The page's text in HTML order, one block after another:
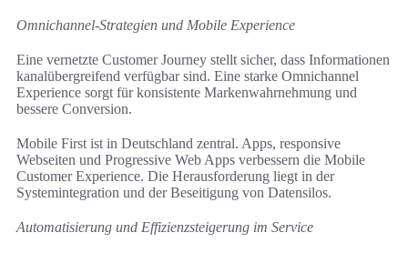
Omnichannel-Strategien und Mobile Experience
Eine vernetzte Customer Journey stellt sicher, dass Informationen
kanalübergreifend verfügbar sind. Eine starke Omnichannel
Experience sorgt für konsistente Markenwahrnehmung und
bessere Conversion.
Mobile First ist in Deutschland zentral. Apps, responsive
Webseiten und Progressive Web Apps verbessern die Mobile
Customer Experience. Die Herausforderung liegt in der
Systemintegration und der Beseitigung von Datensilos.
Automatisierung und Effizienzsteigerung im Service